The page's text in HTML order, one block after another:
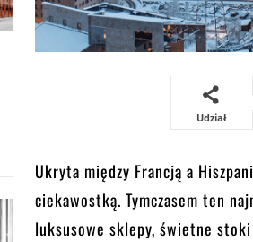
Udział
Ukryta między Francją a
ciekawostką. Tymczasem ten
luksusowe sklepy, świetne